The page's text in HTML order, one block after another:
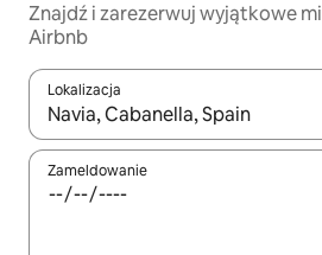
Znajdź i zarezerwuj wyjątkowe
Airbnb
Lokalizacja
Gdy wyniki będą dostępne,
Zameldowanie